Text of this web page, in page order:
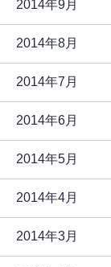
2014年9月
2014年8月
2014年7月
2014年6月
2014年5月
2014年4月
2014年3月